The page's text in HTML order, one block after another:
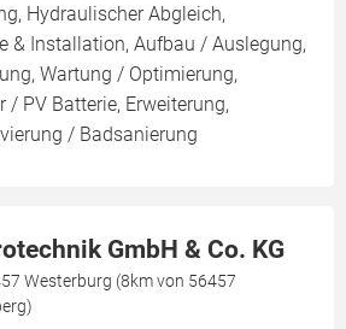
Hydraulischer Abgleich,
& Installation, Aufbau / Auslegung,
Wartung / Optimierung,
/ PV Batterie, Erweiterung,
/ Badsanierung
GmbH & Co. KG
Westerburg (8km von 56457